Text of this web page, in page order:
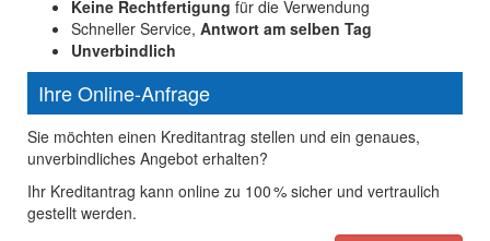
Keine Rechtfertigung für die Verwendung
Schneller Service, Antwort am selben Tag
Unverbindlich
Ihre Online-Anfrage
Sie möchten einen Kreditantrag stellen und ein genaues,
unverbindliches Angebot erhalten?
Ihr Kreditantrag kann online zu 100 % sicher und vertraulich
gestellt werden.